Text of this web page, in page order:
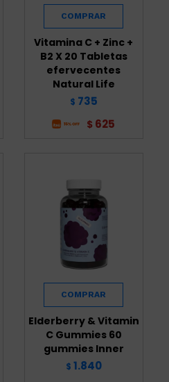
Vitamina C + Zinc +
B2 X 20 Tabletas
efervecentes
Natural Life
$ 735
$ 625
Elderberry & Vitamin
C Gummies 60
gummies Inner
$ 1.840